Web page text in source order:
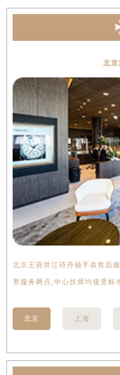
北京
北京王府井江诗丹顿手表售后
养服务网点,中心技师均接受标
北京 上海